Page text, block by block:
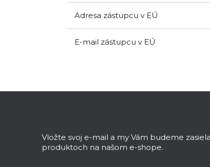
Adresa zástupcu v EÚ
E-mail zástupcu v EÚ
Vložte svoj e-mail a my Vám budeme
produktoch na našom e-shope.